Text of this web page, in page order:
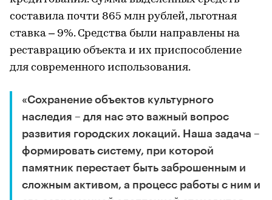
составила почти 865 млн рублей, льготная
ставка – 9%. Средства были направлены на
реставрацию объекта и их приспособление
для современного использования.
«Сохранение объектов культурного
наследия – для нас это важный вопрос
развития городских локаций. Наша задача –
формировать систему, при которой
памятник перестает быть заброшенным и
сложным активом, а процесс работы с ним и